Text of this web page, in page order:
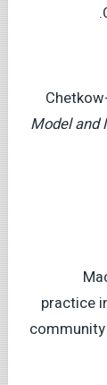
Model and
practice